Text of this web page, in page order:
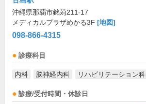
沖縄県那覇市銘苅211-17
メディカルプラザめかる3F [地図]
098-866-4315
診療科目
内科 脳神経内科 リハビリテーション科
診療/受付時間・休診日